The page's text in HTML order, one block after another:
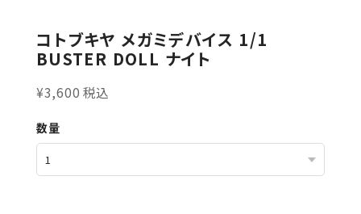
コトブキヤ メガミデバイス 1/1
BUSTER DOLL ナイト
¥3,600 税込
数量